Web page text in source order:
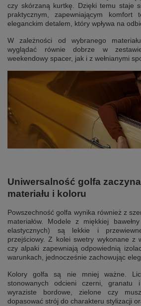
czy skórzaną kurtkę. Dzięki temu staje
praktycznym, zapewniającym komfort
eleganckim detalem, który wpływa na
W zależności od wybranego
wyglądać równie dobrze w
weekendowy spacer, jak i z wełnianymi
Uniwersalność golfa
materiału i koloru
Powszechność golfa wynika również z
materiałów. Modele z miękkiej
elastycznych) są lekkie i
przejściowy. Z kolei swetry wykonane z
czy alpaki zapewniają odpowiednią
warunkach, jednocześnie zachowując
Kolory golfa są nie mniej ważne.
stonowanych odcieni czerni, granatu
wyraziste bordowe, zielone czy
dopasować strój do charakteru stylizacji